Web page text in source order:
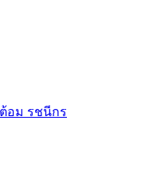
อม รชนีกร